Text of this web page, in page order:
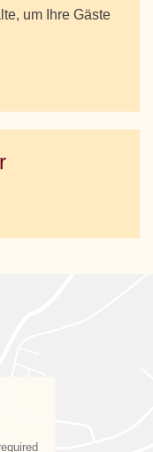
um Ihre Gäste